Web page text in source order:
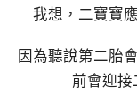
我想，二寶寶
因為聽說第二胎
前會迎接